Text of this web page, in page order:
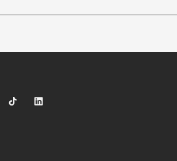
Youtube
auf Instagram
Sparkasse auf TikTok
Sparkasse auf LinkedIn